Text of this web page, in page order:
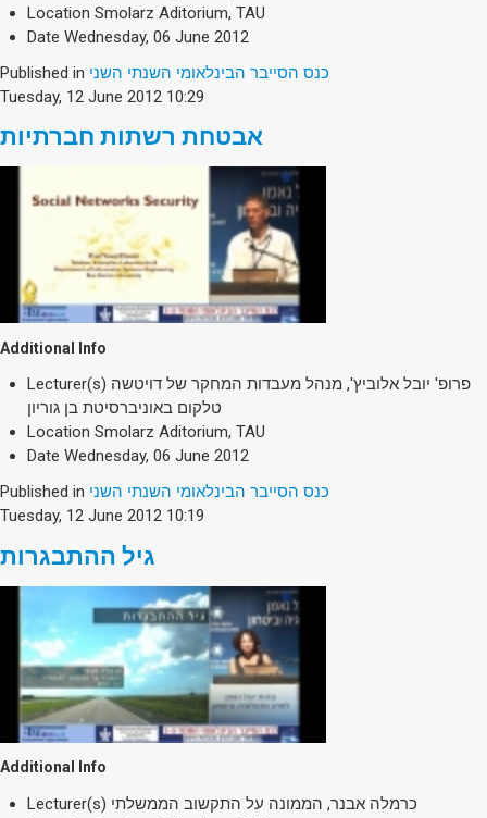
Science
Society & Politics
TAU General
Search
Location Smolarz Aditorium, TAU
Date Wednesday, 06 June 2012
Published in כנס הסייבר הבינלאומי השנתי השני
Tuesday, 12 June 2012 10:29
אבטחת רשתות חברתיות
Additional Info
Lecturer(s) פרופ' יובל אלוביץ', מנהל מעבדות המחקר של דויטשה
טלקום באוניברסיטת בן גוריון
Location Smolarz Aditorium, TAU
Date Wednesday, 06 June 2012
Published in כנס הסייבר הבינלאומי השנתי השני
Tuesday, 12 June 2012 10:19
גיל ההתבגרות
Additional Info
Lecturer(s) כרמלה אבנר, הממונה על התקשוב הממשלתי